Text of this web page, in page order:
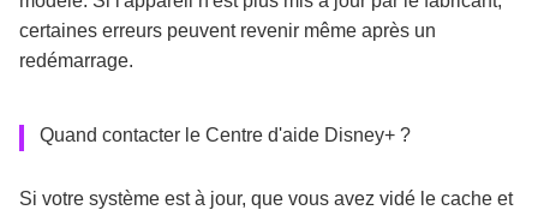
certaines erreurs peuvent revenir même après un
redémarrage.
Quand contacter le Centre d'aide Disney+ ?
Si votre système est à jour, que vous avez vidé le cache et